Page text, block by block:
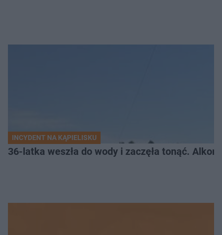
INCYDENT NA KĄPIELISKU
36-latka weszła do wody i zaczęła tonąć.